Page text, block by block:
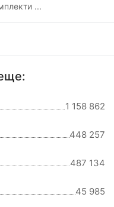
...
1 158 862
448 257
487 134
45 985